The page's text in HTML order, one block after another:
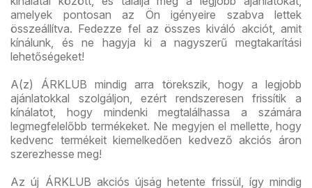
amelyek pontosan az Ön igényeire szabva lettek
összeállítva. Fedezze fel az összes kiváló akciót, amit
kínálunk, és ne hagyja ki a nagyszerű megtakarítási
lehetőségeket!
A(z) ÁRKLUB mindig arra törekszik, hogy a legjobb
ajánlatokkal szolgáljon, ezért rendszeresen frissítik a
kínálatot, hogy mindenki megtalálhassa a számára
legmegfelelőbb termékeket. Ne megyjen el mellette, hogy
kedvenc termékeit kiemelkedően kedvező akciós áron
szerezhesse meg!
Az új ÁRKLUB akciós újság hetente frissül, így mindig